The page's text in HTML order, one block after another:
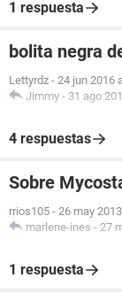
1 respuesta
bolita negra
Lettyrdz - 24 jun 2016
Jimmy - 31 ago
4 respuestas
Sobre
rrios105 - 26 may
marlene-ines - 27
1 respuesta